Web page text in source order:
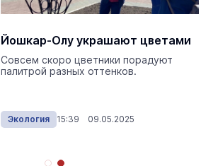
Йошкар-Олу украшают цветами
Совсем скоро цветники порадуют
палитрой разных оттенков.
Экология 15:39 09.05.2025